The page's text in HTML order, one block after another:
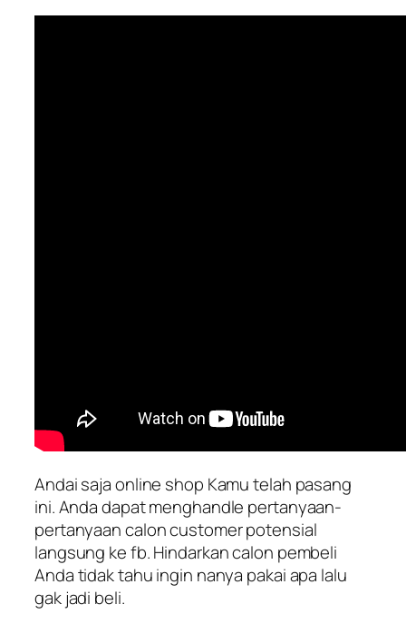
Andai saja online shop Kamu telah pasang
ini. Anda dapat menghandle pertanyaan-
pertanyaan calon customer potensial
langsung ke fb. Hindarkan calon pembeli
Anda tidak tahu ingin nanya pakai apa lalu
gak jadi beli.